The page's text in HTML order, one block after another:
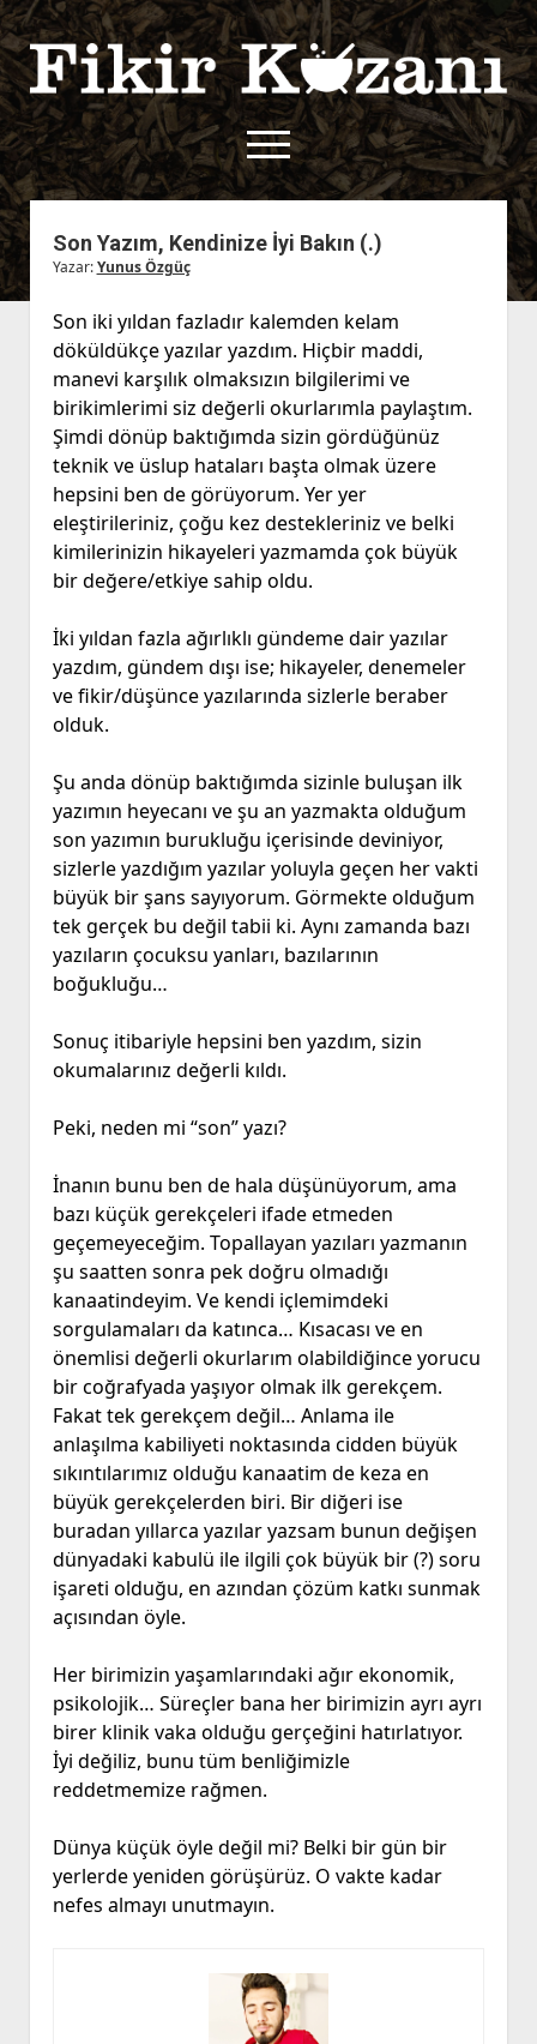
Fikir
Kazanı
menüyü
aç
twitterfacebook
rss
aç
Kullanım Koşulları
Gizlilik Politikası
Çerez Politikası
İletişim
Kurallar
Başvuru
Son Yazım, Kendinize İyi Bakın (.)
Yazar:Yunus Özgüç
Son iki yıldan fazladır kalemden kelam
döküldükçe yazılar yazdım. Hiçbir maddi,
manevi karşılık olmaksızın bilgilerimi ve
birikimlerimi siz değerli okurlarımla paylaştım.
Şimdi dönüp baktığımda sizin gördüğünüz
teknik ve üslup hataları başta olmak üzere
hepsini ben de görüyorum. Yer yer
eleştirileriniz, çoğu kez destekleriniz ve belki
kimilerinizin hikayeleri yazmamda çok büyük
bir değere/etkiye sahip oldu.
İki yıldan fazla ağırlıklı gündeme dair yazılar
yazdım, gündem dışı ise; hikayeler, denemeler
ve fikir/düşünce yazılarında sizlerle beraber
olduk.
Şu anda dönüp baktığımda sizinle buluşan ilk
yazımın heyecanı ve şu an yazmakta olduğum
son yazımın burukluğu içerisinde deviniyor,
sizlerle yazdığım yazılar yoluyla geçen her vakti
büyük bir şans sayıyorum. Görmekte olduğum
tek gerçek bu değil tabii ki. Aynı zamanda bazı
yazıların çocuksu yanları, bazılarının
boğukluğu…
Sonuç itibariyle hepsini ben yazdım, sizin
okumalarınız değerli kıldı.
Peki, neden mi “son” yazı?
İnanın bunu ben de hala düşünüyorum, ama
bazı küçük gerekçeleri ifade etmeden
geçemeyeceğim. Topallayan yazıları yazmanın
şu saatten sonra pek doğru olmadığı
kanaatindeyim. Ve kendi içlemimdeki
sorgulamaları da katınca… Kısacası ve en
önemlisi değerli okurlarım olabildiğince yorucu
bir coğrafyada yaşıyor olmak ilk gerekçem.
Fakat tek gerekçem değil… Anlama ile
anlaşılma kabiliyeti noktasında cidden büyük
sıkıntılarımız olduğu kanaatim de keza en
büyük gerekçelerden biri. Bir diğeri ise
buradan yıllarca yazılar yazsam bunun değişen
dünyadaki kabulü ile ilgili çok büyük bir (?) soru
işareti olduğu, en azından çözüm katkı sunmak
açısından öyle.
Her birimizin yaşamlarındaki ağır ekonomik,
psikolojik… Süreçler bana her birimizin ayrı ayrı
birer klinik vaka olduğu gerçeğini hatırlatıyor.
İyi değiliz, bunu tüm benliğimizle
reddetmemize rağmen.
Dünya küçük öyle değil mi? Belki bir gün bir
yerlerde yeniden görüşürüz. O vakte kadar
nefes almayı unutmayın.